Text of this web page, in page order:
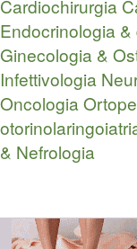
Cardiochirurgia
Endocrinologia
Ginecologia &
Infettivologia
Oncologia
& Nefrologia